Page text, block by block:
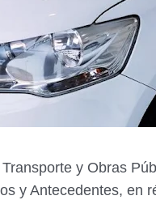
y Obras
y Antecedentes, en